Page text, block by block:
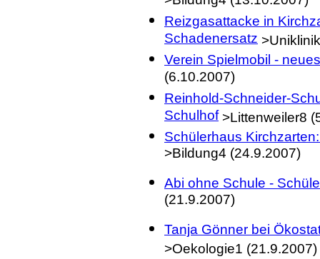
Reizgasattacke in
Schadenersatz
Verein Spielmobil -
(6.10.2007)
Reinhold-Schneider-
Schulhof >Littenweiler8
Schülerhaus
>Bildung4 (24.9.2007)
Abi ohne Schule -
(21.9.2007)
Tanja Gönner bei
>Oekologie1 (21.9.2007)